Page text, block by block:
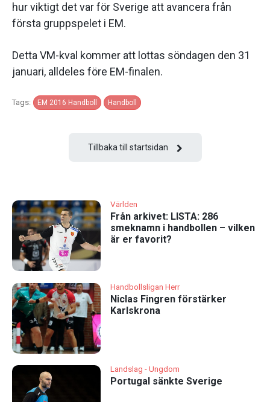
hur viktigt det var för Sverige att avancera från
första gruppspelet i EM.
Detta VM-kval kommer att lottas söndagen den 31
januari, alldeles före EM-finalen.
Tags: EM 2016 Handboll Handboll
Tillbaka till startsidan
Världen
Från arkivet: LISTA: 286
smeknamn i handbollen – vilken
är er favorit?
Handbollsligan Herr
Niclas Fingren förstärker
Karlskrona
Landslag - Ungdom
Portugal sänkte Sverige